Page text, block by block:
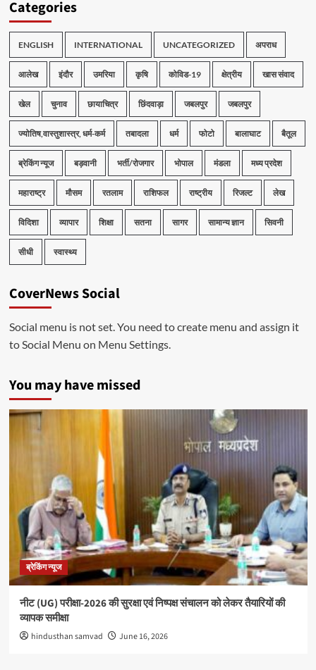
Categories
ENGLISH INTERNATIONAL UNCATEGORIZED अपराध
आलेख इंदौर उमरिया कृषि कोविड-19 क्षेत्रीय खास संवाद
खेल चुनाव छायाचित्र छिंदवाड़ा जबलपुर जबलपुर
ज्योतिष,वास्तुशास्त्र, धर्म-कर्म तबादला धर्म फोटो बालाघाट बैतूल
ब्रेकिंग न्यूज बड़वानी भर्ती/रोजगार भोपाल मंडला मध्य प्रदेश
महाराष्ट्र मौसम रतलाम राशिफल राष्ट्रीय रिजल्ट लेख
विदिशा व्यापार शिक्षा सतना सागर सामान्य ज्ञान सिवनी
सीधी स्वास्थ्य
CoverNews Social
Social menu is not set. You need to create menu and assign it
to Social Menu on Menu Settings.
You may have missed
ब्रेकिंग न्यूज
नीट (UG) परीक्षा-2026 की सुरक्षा एवं निष्पक्ष संचालन को लेकर तैयारियों की
व्यापक समीक्षा
hindusthan samvad June 16, 2026